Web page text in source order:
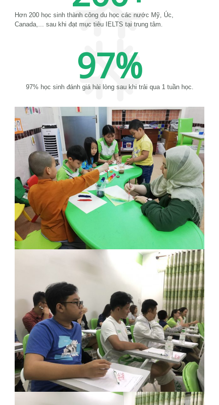
Hơn 200 học sinh thành công du học các nước Mỹ, Úc,
Canada,... sau khi đạt mục tiêu IELTS tại trung tâm.
97% học sinh đánh giá hài lòng sau khi trải qua 1 tuần học.
97%